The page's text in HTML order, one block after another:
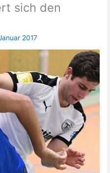
sich den
2017